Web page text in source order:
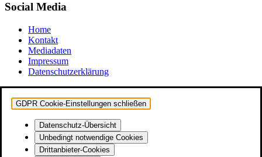
Social Media
Home
Kontakt
Mediadaten
Impressum
Datenschutzerklärung
GDPR Cookie-Einstellungen schließen
Datenschutz-Übersicht
Unbedingt notwendige Cookies
Drittanbieter-Cookies